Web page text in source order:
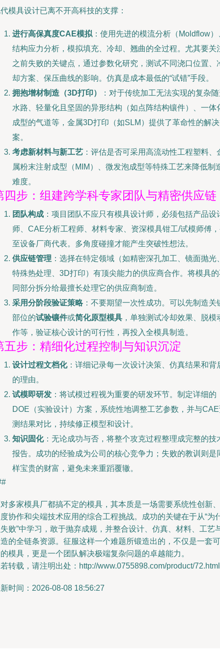
模具设计已离不开高科技的支撑：
进行高保真度CAE模拟 ：使用先进的模流分析（Moldflow）
结构应力分析，模拟填充、冷却、翘曲的全过程。尤其要关
之前失败的关键点，通过参数化研究，测试不同浇口位置、
却方案、保压曲线的影响。仿真是成本最低的“试错”手段。
拥抱增材制造（3D打印）
：对于传统加工无法实现的复杂
水路、轻量化且坚固的异形结构（如点阵结构镶件）、一体
成型的气道等，金属3D打印（如SLM）提供了革命性的解
案。
考虑新材料与新工艺 ：评估是否可采用高流动性工程塑料、
属粉末注射成型（MIM）、微发泡成型等特殊工艺来降低制
难度。
四步：组建跨学科专家团队与精密供应链
团队构成 ：项目团队不应只有模具设计师，必须包括产品设
师、CAE分析工程师、材料专家、资深模具钳工/试模师傅
至设备厂商代表。多角度碰撞才能产生突破性想法。
供应链管理 ：选择在特定领域（如精密深孔加工、镜面抛光
特殊热处理、3D打印）有顶尖能力的供应商合作。将模具
同部分拆分给最擅长处理它的供应商制造。
采用分阶段验证策略 ：不要期望一次性成功。可以先制造关
部位的试验镶件或简化原型模具 ，单独测试冷却效果、脱模
作等，验证核心设计的可行性，再投入全模具制造。
五步：精细化过程控制与知识沉淀
设计过程文档化：详细记录每一次设计决策、仿真结果和背
的理由。
试模即研发 ：将试模过程视为重要的研发环节。制定详细的
DOE（实验设计）方案，系统性地调整工艺参数，并与
测结果对比，持续修正模型和设计。
知识固化：无论成功与否，将整个攻克过程整理成完整的技
报告。成功的经验成为公司的核心竞争力；失败的教训则是
样宝贵的财富，避免未来重蹈覆辙。
多家模具厂都搞不定的模具，其本质是一场需要系统性创新、
协作和尖端技术应用的综合工程挑战。成功的关键在于从“为
败”中学习，敢于抛弃成规，并整合设计、仿真、材料、工艺
的全链条资源。征服这样一个难题所锻造出的，不仅是一套可
模具，更是一个团队解决极端复杂问题的卓越能力。
转载，请注明出处：http://www.0755898.com/product/72.html
时间：2026-08-08 18:56:27